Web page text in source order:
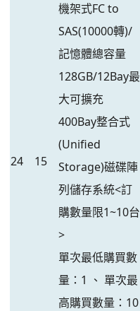
24 15
機架式FC to
SAS(10000轉)/
記憶體總容量
128GB/12Bay最
大可擴充
400Bay整合式
(Unified
Storage)磁碟陣
列儲存系統<訂
購數量限1~10台
>
單次最低購買數
量：1 、 單次最
高購買數量：10